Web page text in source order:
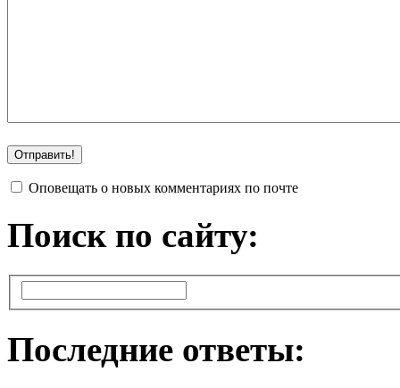
Оповещать о новых комментариях по почте
Поиск по сайту:
Последние ответы: